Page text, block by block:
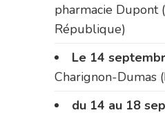
pharmacie Dupont
République)
Le 14
Charignon-Dumas
du 14 au 18